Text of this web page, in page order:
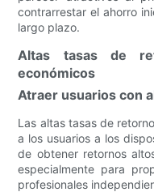
contrarrestar el ahorro
largo plazo.
Altas tasas de
económicos
Atraer usuarios con
Las altas tasas de
a los usuarios a los
de obtener retornos
especialmente para
profesionales